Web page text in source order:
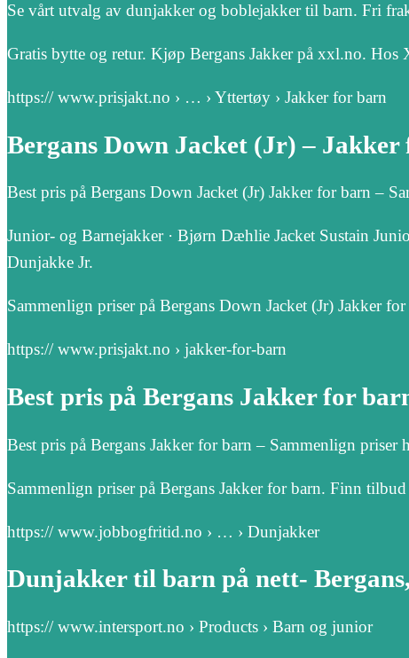
Se vårt utvalg av dunjakker og boblejakker til barn. Fri
Gratis bytte og retur. Kjøp Bergans Jakker på xxl.no.
https:// www.prisjakt.no › … › Yttertøy › Jakker for barn
Bergans Down Jacket (Jr) –
Best pris på Bergans Down Jacket (Jr) Jakker for barn –
Junior- og Barnejakker · Bjørn Dæhlie Jacket Sustain
Dunjakke Jr.
Sammenlign priser på Bergans Down Jacket (Jr) Jakker
https:// www.prisjakt.no › jakker-for-barn
Best pris på Bergans Jakker for
Best pris på Bergans Jakker for barn – Sammenlign priser
Sammenlign priser på Bergans Jakker for barn. Finn
https:// www.jobbogfritid.no › … › Dunjakker
Dunjakker til barn på nett-
https:// www.intersport.no › Products › Barn og junior